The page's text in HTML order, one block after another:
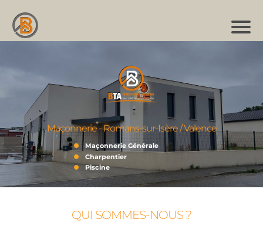
Maçonnerie - Romans-sur-Isère / Valence
Maçonnerie Générale
Charpentier
Piscine
QUI SOMMES-NOUS ?